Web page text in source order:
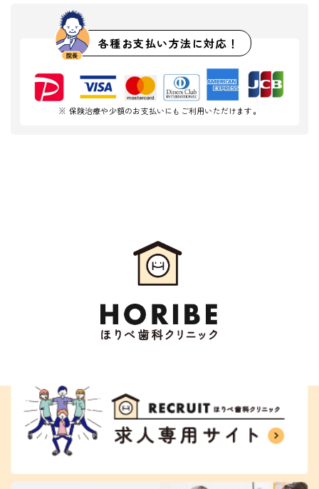
各種お支払い方法に対応！
※ 保険治療や少額のお支払いにもご利用いただけます。